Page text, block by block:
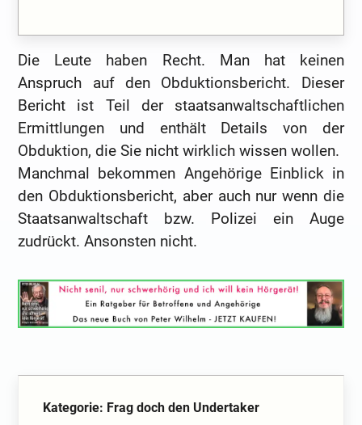
Die Leute haben Recht. Man hat keinen
Anspruch auf den Obduktionsbericht. Dieser
Bericht ist Teil der staatsanwaltschaftlichen
Ermittlungen und enthält Details von der
Obduktion, die Sie nicht wirklich wissen wollen.
Manchmal bekommen Angehörige Einblick in
den Obduktionsbericht, aber auch nur wenn die
Staatsanwaltschaft bzw. Polizei ein Auge
zudrückt. Ansonsten nicht.
Kategorie: Frag doch den Undertaker